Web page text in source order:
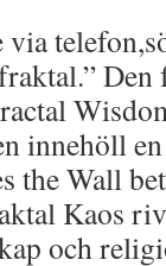
via
Den
innehöll
the Wall
Kaos
och